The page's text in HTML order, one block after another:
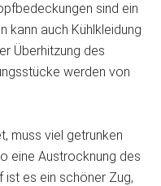
sind ein
kann auch Kühlkleidung
Überhitzung des
werden von
muss viel getrunken
eine Austrocknung des
ist es ein schöner Zug,